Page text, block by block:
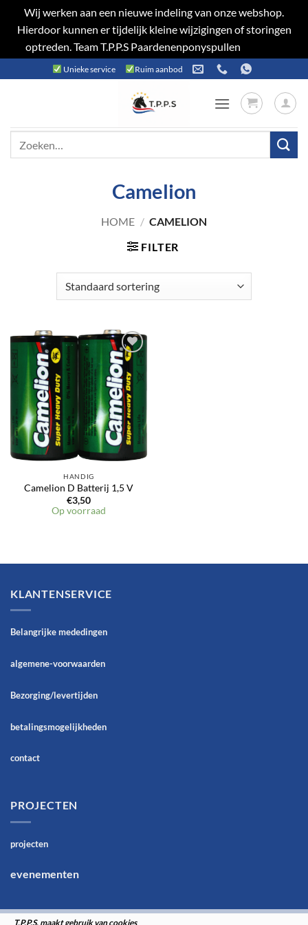
Wij werken aan een nieuwe indeling van onze webshop.
Hierdoor kunnen er tijdelijk kleine wijzigingen of storingen
optreden. Team T.P.P.S Paardenenponyspullen
naar
Unieke service Ruim aanbod
Camelion
HOME / CAMELION
FILTER
Toevoegen
aan
verlanglijst
HANDIG
Camelion D Batterij 1,5 V
€3,50
Op voorraad
KLANTENSERVICE
Belangrijke mededingen
algemene-voorwaarden
Bezorging/levertijden
betalingsmogelijkheden
contact
PROJECTEN
projecten
evenementen
T.P.P.S. maakt gebruik van cookies